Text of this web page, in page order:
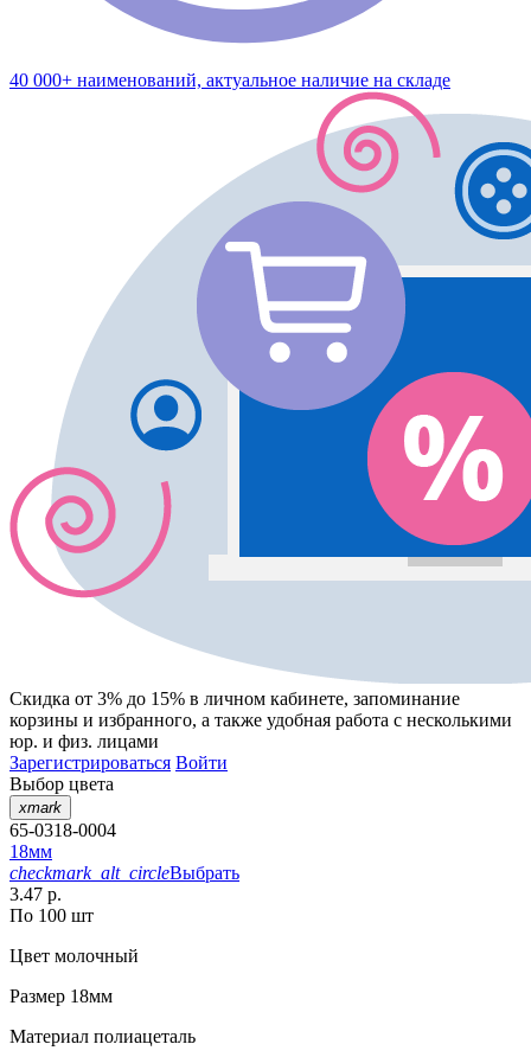
40 000+ наименований, актуальное наличие на складе
Скидка от 3% до 15% в личном кабинете, запоминание
корзины и избранного, а также удобная работа с несколькими
юр. и физ. лицами
Зарегистрироваться Войти
Выбор цвета
xmark
65-0318-0004
18мм
checkmark_alt_circleВыбрать
3.47 р.
По 100 шт
Цвет молочный
Размер 18мм
Материал полиацеталь